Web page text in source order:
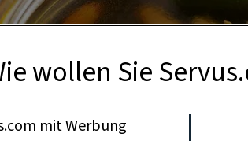
wollen Sie
mit Werbung